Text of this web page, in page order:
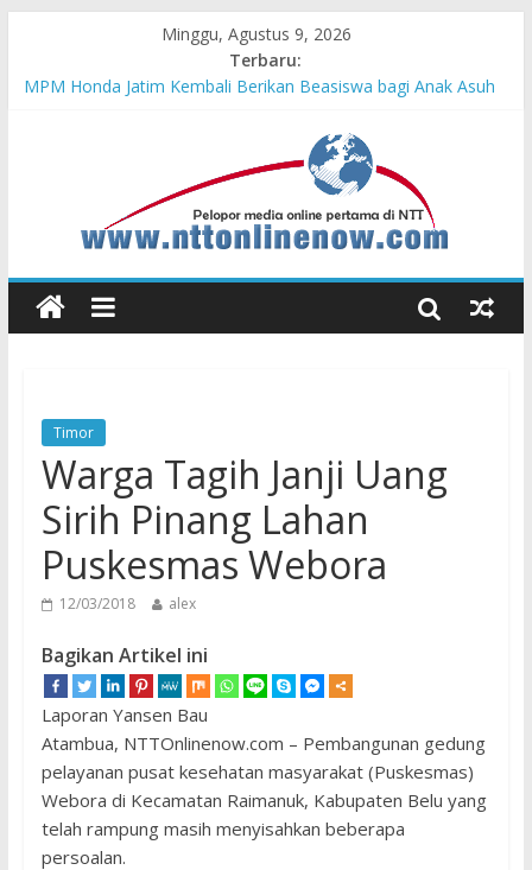
Minggu, Agustus 9, 2026
Terbaru:
MPM Honda Jatim Kembali Berikan Beasiswa bagi Anak Asuh
MPM Honda Jatim Bersama YBSI Berikan Pemeriksaan dan
Pengobatan Gratis bagi 100 Veteran LVRI
Cross Border, Belu Garda Terdepan NKRI, Harus Jadi Pusat
Pertumbuhan Pariwisata
Bupati Belu Buka Garuda Sakti Cross Border Fest 2026
Safety Riding Honda
Timor
Warga Tagih Janji Uang
Sirih Pinang Lahan
Puskesmas Webora
12/03/2018 alex
Bagikan Artikel ini
Laporan Yansen Bau
Atambua, NTTOnlinenow.com – Pembangunan gedung
pelayanan pusat kesehatan masyarakat (Puskesmas)
Webora di Kecamatan Raimanuk, Kabupaten Belu yang
telah rampung masih menyisahkan beberapa
persoalan.